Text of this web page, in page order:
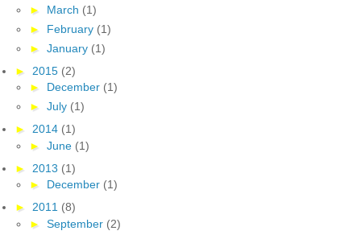
► March (1)
► February (1)
► January (1)
► 2015 (2)
► December (1)
► July (1)
► 2014 (1)
► June (1)
► 2013 (1)
► December (1)
► 2011 (8)
► September (2)